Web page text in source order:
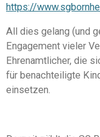
https://
All dies gelang (und
Engagement vieler
Ehrenamtlicher, die
für benachteiligte
einsetzen.